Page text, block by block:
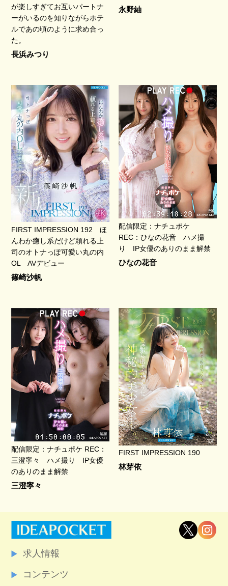
が楽しすぎてお互いパートナ
ーがいるのを知りながらホテ
ルであの頃のように求め合っ
た。
長浜みつり
永野紬
FIRST IMPRESSION 192 ほ
んわか癒し系だけど頼れる上
司のオトナっぽ可愛い丸の内
OL AVデビュー
篠崎沙帆
配信限定：ナチュポケ
REC：ひなの花音 ハメ撮
り IP女優のありのまま解禁
ひなの花音
配信限定：ナチュポケ REC：
三澄寧々 ハメ撮り IP女優
のありのまま解禁
三澄寧々
FIRST IMPRESSION 190
林芽依
求人情報
コンテンツ